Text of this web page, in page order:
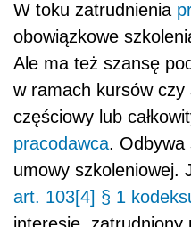
W toku zatrudnienia
obowiązkowe
Ale ma też szansę
w ramach kursów czy
częściowy lub
pracodawca. Odbywa
umowy szkoleniowej.
art. 103[4] § 1